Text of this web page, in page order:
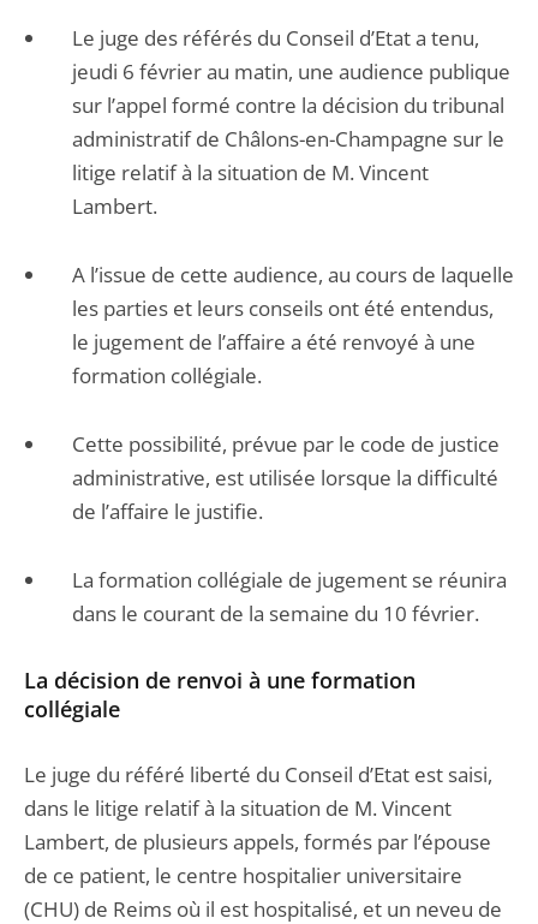
Le juge des référés du Conseil d’Etat a tenu,
jeudi 6 février au matin, une audience publique
sur l’appel formé contre la décision du tribunal
administratif de Châlons-en-Champagne sur le
litige relatif à la situation de M. Vincent
Lambert.
A l’issue de cette audience, au cours de laquelle
les parties et leurs conseils ont été entendus,
le jugement de l’affaire a été renvoyé à une
formation collégiale.
Cette possibilité, prévue par le code de justice
administrative, est utilisée lorsque la difficulté
de l’affaire le justifie.
La formation collégiale de jugement se réunira
dans le courant de la semaine du 10 février.
La décision de renvoi à une formation
collégiale
Le juge du référé liberté du Conseil d’Etat est saisi,
dans le litige relatif à la situation de M. Vincent
Lambert, de plusieurs appels, formés par l’épouse
de ce patient, le centre hospitalier universitaire
(CHU) de Reims où il est hospitalisé, et un neveu de